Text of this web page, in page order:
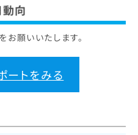
向
お願いいたします。
ートをみる